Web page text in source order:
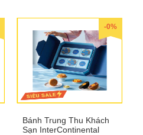
-0%
Bánh Trung Thu Khách
Sạn InterContinental